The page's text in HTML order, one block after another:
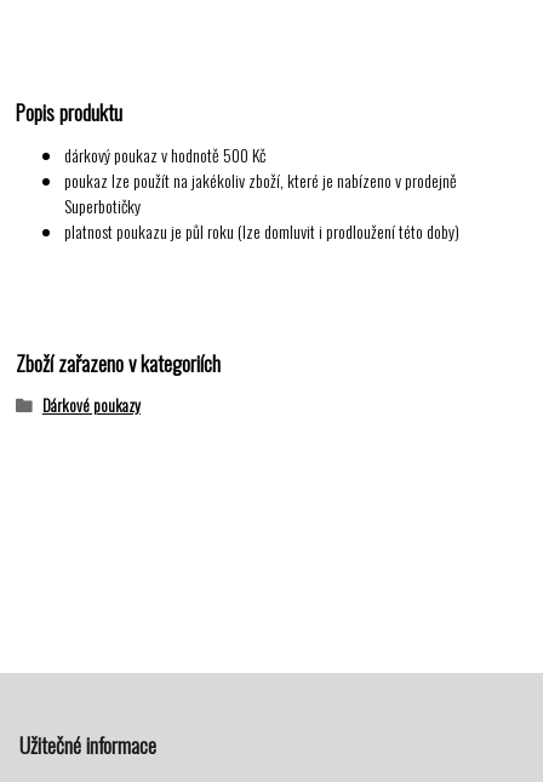
Popis produktu
dárkový poukaz v hodnotě 500 Kč
poukaz lze použít na jakékoliv zboží, které je nabízeno v prodejně
Superbotičky
platnost poukazu je půl roku (lze domluvit i prodloužení této doby)
Zboží zařazeno v kategoriích
Dárkové poukazy
Užitečné informace